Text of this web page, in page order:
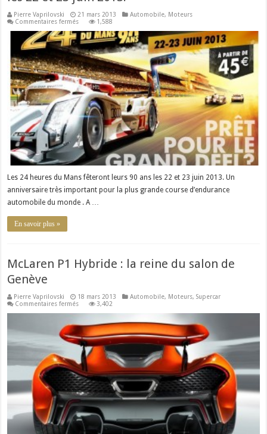
Pierre Vaprilovski 21 mars 2013 Automobile, Moteurs
Commentaires ferméssur
24
heures
du
Mans
fêteront
leurs
90
ans
les
22
et
23
juin
2013.
1,588
Les 24 heures du Mans fêteront leurs 90 ans les 22 et 23 juin 2013. Un
anniversaire très important pour la plus grande course d’endurance
automobile du monde . A …
En savoir plus »
McLaren P1 Hybride : la reine du salon de
Genève
Pierre Vaprilovski 18 mars 2013 Automobile, Moteurs,Supercar
Commentaires ferméssur
Hybride
:
la
reine
du
salon
de
Genève
3,402